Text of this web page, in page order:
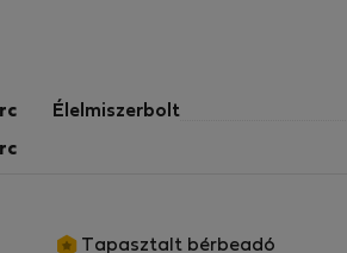
Élelmiszerbolt
Tapasztalt bérbeadó